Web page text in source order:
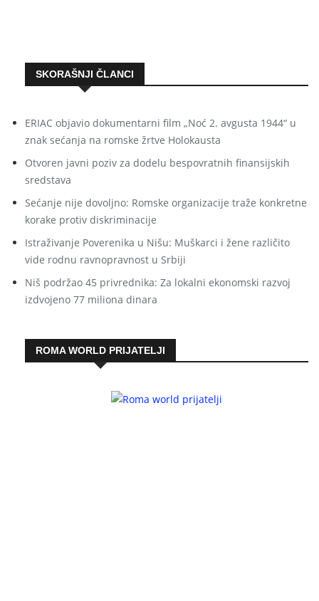
SKORAŠNJI ČLANCI
ERIAC objavio dokumentarni film „Noć 2. avgusta 1944“ u
znak sećanja na romske žrtve Holokausta
Otvoren javni poziv za dodelu bespovratnih finansijskih
sredstava
Sećanje nije dovoljno: Romske organizacije traže konkretne
korake protiv diskriminacije
Istraživanje Poverenika u Nišu: Muškarci i žene različito
vide rodnu ravnopravnost u Srbiji
Niš podržao 45 privrednika: Za lokalni ekonomski razvoj
izdvojeno 77 miliona dinara
ROMA WORLD PRIJATELJI